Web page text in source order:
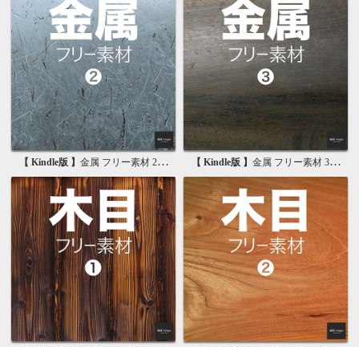
【 Kindle版 】 金属 フリー素材 2 無料で使える画像素材集 【 Kindle版 】 金属 フリー素材 3 無料で使える背景素材集